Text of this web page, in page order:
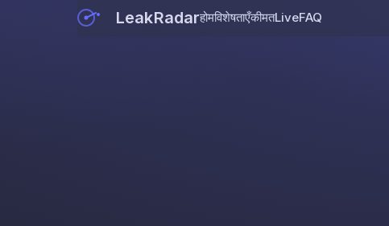
LeakRadarहोमविशेषताएँकीमतLiveFAQ